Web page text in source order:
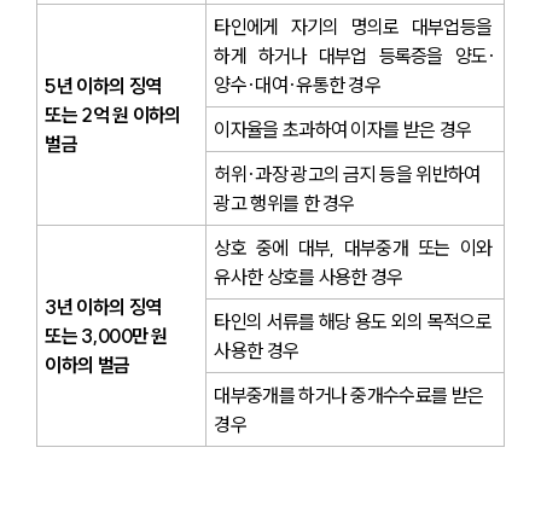
5년 이하의 징역
또는 2억 원 이하의
벌금
타인에게 자기의 명의로 대부업등을
하게 하거나 대부업 등록증을 양도·
양수·대여·유통한 경우
이자율을 초과하여 이자를 받은 경우
허위·과장 광고의 금지 등을 위반하여
광고 행위를 한 경우
3년 이하의 징역
또는 3,000만 원
이하의 벌금
상호 중에 대부, 대부중개 또는 이와
유사한 상호를 사용한 경우
타인의 서류를 해당 용도 외의 목적으로
사용한 경우
대부중개를 하거나 중개수수료를 받은
경우